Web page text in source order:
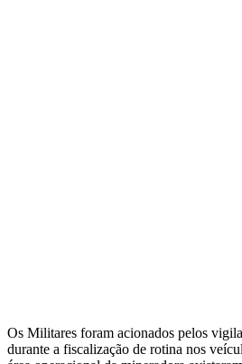
Os Militares foram acionados pelos
durante a fiscalização de rotina nos